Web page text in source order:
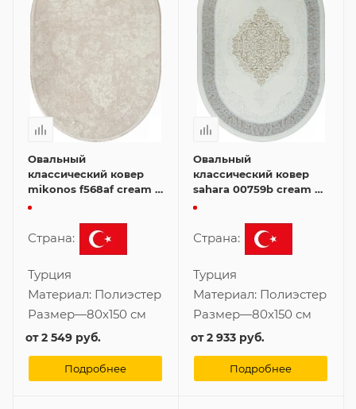
Овальный
классический ковер
mikonos f568af cream /
cream 80x150 см
Страна:
Турция
Материал: Полиэстер
Размер—80x150 см
от2 549 руб.
Подробнее
Овальный
классический ковер
sahara 00759b cream hb
/ beige fdy 80x150 см
Страна:
Турция
Материал: Полиэстер
Размер—80x150 см
от2 933 руб.
Подробнее